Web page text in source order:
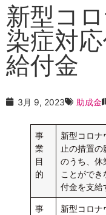
新型コ
染症対
給付金
3月 9, 2023 助成金
事
業
目
的
新型コロナ
止の措置
のうち、休
ことがで
付金を支給
事
新型コロナ